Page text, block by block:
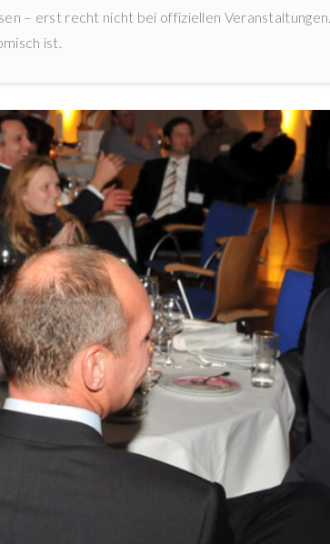
– erst recht nicht bei offiziellen Veranstaltungen.
ist.